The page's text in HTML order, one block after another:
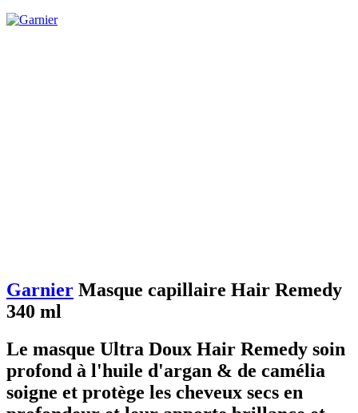
Garnier Masque capillaire Hair Remedy
340 ml
Le masque Ultra Doux Hair Remedy soin
profond à l'huile d'argan & de camélia
soigne et protège les cheveux secs en